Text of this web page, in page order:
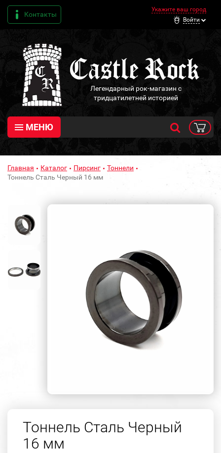
Контакты
Укажите ваш город
Войти
Легендарный рок-магазин с
тридцатилетней историей
МЕНЮ
Главная Каталог Пирсинг
Тоннели
Тоннель Сталь Черный 16 мм
Тоннель Сталь Черный
16 мм